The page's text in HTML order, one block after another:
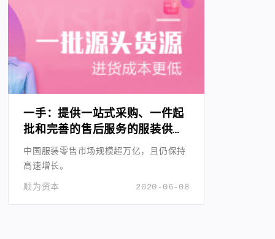
一手：提供一站式采购、一件起
批和完善的售后服务的服装供应
链B2B电商平台
中国服装零售市场规模超万亿，且仍保持
高速增长。
2020-06-08
顺为资本